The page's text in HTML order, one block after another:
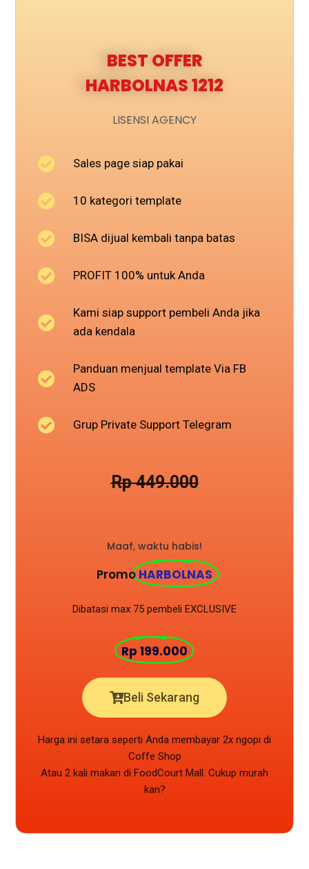
BEST OFFER
HARBOLNAS 1212
LISENSI AGENCY
Sales page siap pakai
10 kategori template
BISA dijual kembali tanpa batas
PROFIT 100% untuk Anda
Kami siap support pembeli Anda jika
ada kendala
Panduan menjual template Via FB
ADS
Grup Private Support Telegram
Rp 449.000
Maaf, waktu habis!
Promo HARBOLNAS
Dibatasi max 75 pembeli EXCLUSIVE
Rp 199.000
Beli Sekarang
Harga ini setara seperti Anda membayar 2x ngopi di
Coffe Shop
Atau 2 kali makan di FoodCourt Mall. Cukup murah
kan?